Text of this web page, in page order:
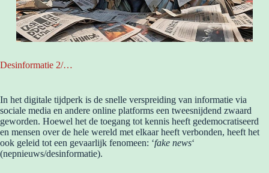
Desinformatie 2/…
In het digitale tijdperk is de snelle verspreiding van informatie via
sociale media en andere online platforms een tweesnijdend zwaard
geworden. Hoewel het de toegang tot kennis heeft gedemocratiseerd
en mensen over de hele wereld met elkaar heeft verbonden, heeft het
ook geleid tot een gevaarlijk fenomeen: ‘fake news‘
(nepnieuws/desinformatie).